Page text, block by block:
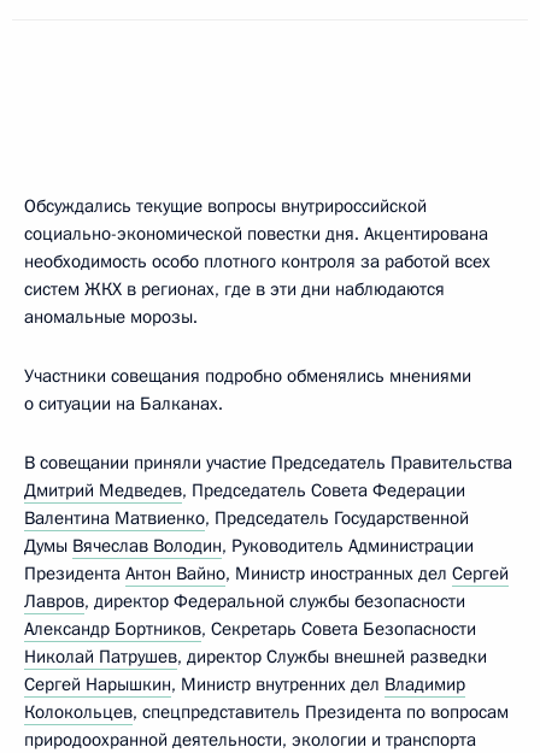
Обсуждались текущие вопросы внутрироссийской
социально-экономической повестки дня. Акцентирована
необходимость особо плотного контроля за работой всех
систем ЖКХ в регионах, где в эти дни наблюдаются
аномальные морозы.
Участники совещания подробно обменялись мнениями
о ситуации на Балканах.
В совещании приняли участие Председатель Правительства
Дмитрий Медведев, Председатель Совета Федерации
Валентина Матвиенко, Председатель Государственной
Думы Вячеслав Володин, Руководитель Администрации
Президента Антон Вайно, Министр иностранных дел Сергей
Лавров, директор Федеральной службы безопасности
Александр Бортников, Секретарь Совета Безопасности
Николай Патрушев, директор Службы внешней разведки
Сергей Нарышкин, Министр внутренних дел Владимир
Колокольцев, спецпредставитель Президента по вопросам
природоохранной деятельности, экологии и транспорта